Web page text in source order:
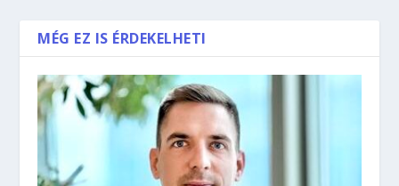
MÉG EZ IS ÉRDEKELHETI